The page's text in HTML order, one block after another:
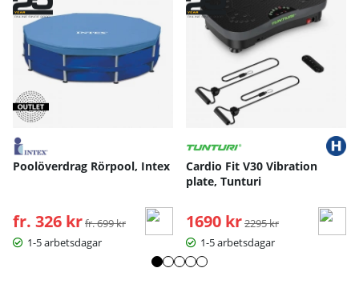
Poolöverdrag Rörpool, Intex
fr. 326 kr Ordinarie pris:
fr. 699 kr
1-5 arbetsdagar
Cardio Fit V30 Vibration
plate, Tunturi
1690 kr Ordinarie pris:
2295 kr
1-5 arbetsdagar